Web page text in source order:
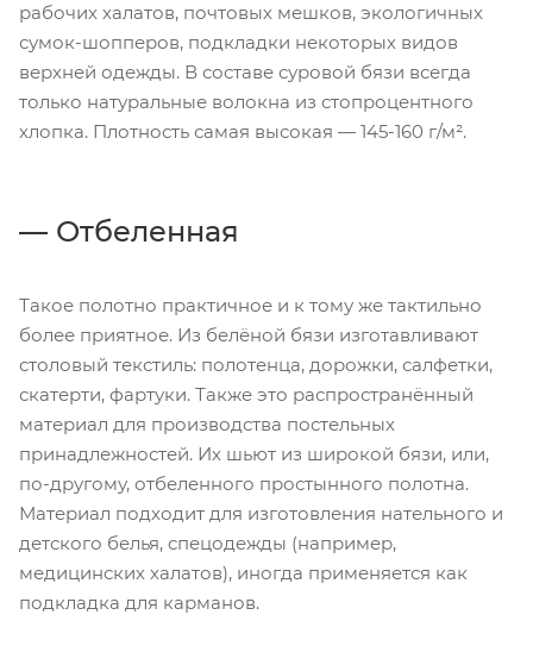
рабочих халатов, почтовых мешков, экологичных
сумок-шопперов, подкладки некоторых видов
верхней одежды. В составе суровой бязи всегда
только натуральные волокна из стопроцентного
хлопка. Плотность самая высокая — 145-160 г/м².
Отбеленная
Такое полотно практичное и к тому же тактильно
более приятное. Из белёной бязи изготавливают
столовый текстиль: полотенца, дорожки, салфетки,
скатерти, фартуки. Также это распространённый
материал для производства постельных
принадлежностей. Их шьют из широкой бязи, или,
по-другому, отбеленного простынного полотна.
Материал подходит для изготовления нательного и
детского белья, спецодежды (например,
медицинских халатов), иногда применяется как
подкладка для карманов.